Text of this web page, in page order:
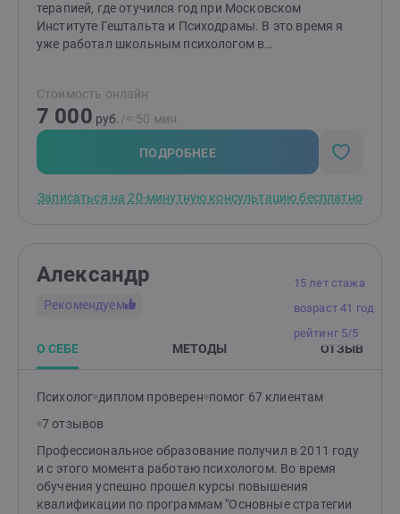
терапией, где отучился год при Московском
Институте Гештальта и Психодрамы. В это время я
уже работал школьным психологом в
личности "Дельта-Я", после окончания курса решил
пойти учиться дальше в Московский Институт
Клинической психологии и психотерапии в
направлении, в котором я практикую до сих пор и
считаю одним из самых интересных - это
Петербург, где начал полностью частную практику в
клиентскую группу, а также позднее - личную
у экзистенциального терапевта Марии Павловой, а
также стал постоянно посещать психиатрические
семинары для более полного понимания того, как
работают разные люди помогающих профессий. В
переподготовки психотерапевтов по европейскому
стандарту в методе EMDR 2.0. Веду свои собственные
Стоимость онлайн
7 000 руб. /≈ 50 мин.
ПОДРОБНЕЕ
Записаться на 20-минутную консультацию бесплатно
15 лет стажа
возраст 41 год
рейтинг 5/5
Александр
Рекомендуем
О СЕБЕ МЕТОДЫ ОТЗЫВ
Психолог диплом проверен помог 67 клиентам
7 отзывов
Профессиональное образование получил в 2011 году
и с этого момента работаю психологом. Во время
обучения успешно прошел курсы повышения
квалификации по программам "Основные стратегии